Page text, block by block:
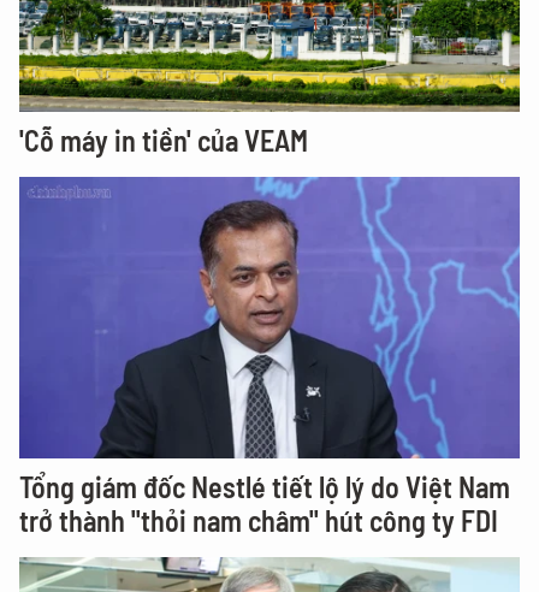
'Cỗ máy in tiền' của VEAM
Tổng giám đốc Nestlé tiết lộ lý do Việt Nam
trở thành "thỏi nam châm" hút công ty FDI